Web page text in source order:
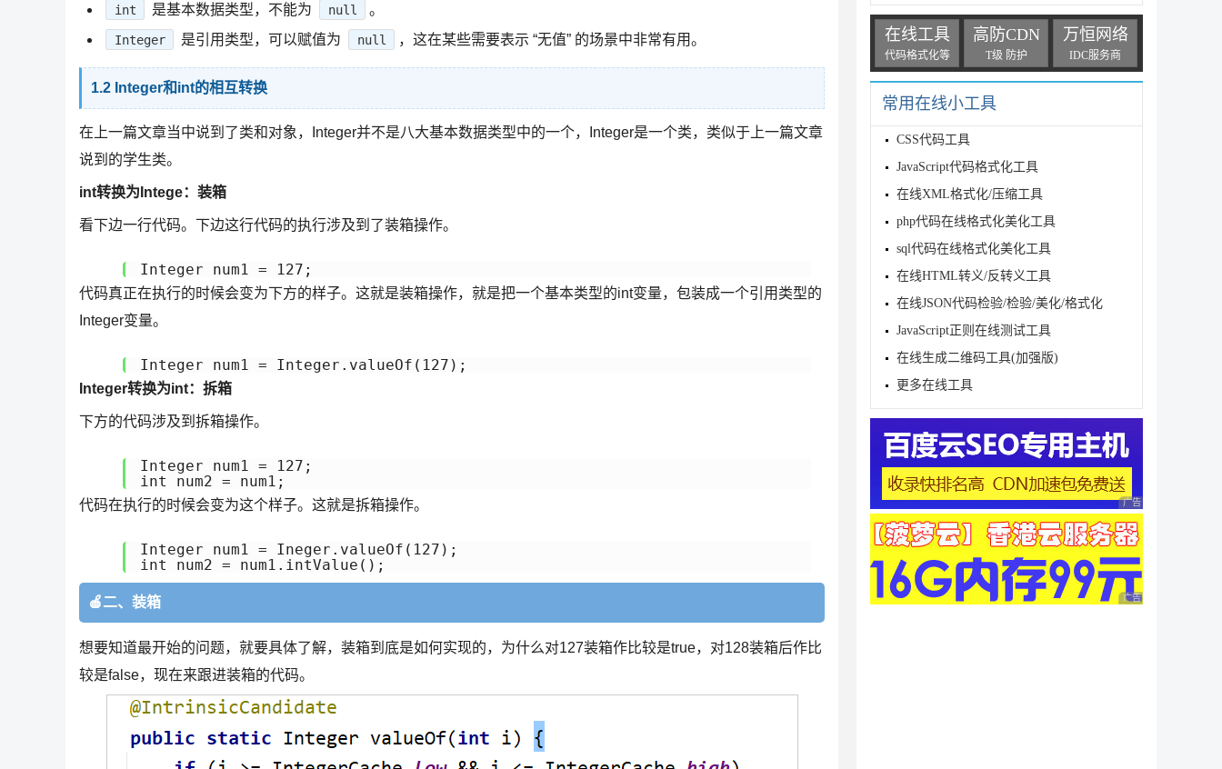
int 是基本数据类型，不能为 null 。
Integer 是引用类型，可以赋值为 null ，这在某些需要表示 “无值” 的场景中非常有用。
1.2 Integer和int的相互转换
在上一篇文章当中说到了类和对象，Integer并不是八大基本数据类型中的一个，Integer是一个类，类似于上一篇文章
说到的学生类。
int转换为Intege：装箱
看下边一行代码。下边这行代码的执行涉及到了装箱操作。
Integer num1 = 127;
代码真正在执行的时候会变为下方的样子。这就是装箱操作，就是把一个基本类型的int变量，包装成一个引用类型的
Integer变量。
Integer转换为int：拆箱
下方的代码涉及到拆箱操作。
Integer num1 = 127;
int num2 = num1;
代码在执行的时候会变为这个样子。这就是拆箱操作。
Integer num1 = Ineger.valueOf(127);
int num2 = num1.intValue();
🍎二、装箱
想要知道最开始的问题，就要具体了解，装箱到底是如何实现的，为什么对127装箱作比较是true，对128装箱后作比
较是false，现在来跟进装箱的代码。
在线工具
代码格式化等
高防CDN
T级 防护
万恒网络
IDC服务商
常用在线小工具
CSS代码工具
JavaScript代码格式化工具
在线XML格式化/压缩工具
php代码在线格式化美化工具
sql代码在线格式化美化工具
在线HTML转义/反转义工具
在线JSON代码检验/检验/美化/格式化
JavaScript正则在线测试工具
在线生成二维码工具(加强版)
更多在线工具
广告 商业广告，理性
广告 商业广告，理性